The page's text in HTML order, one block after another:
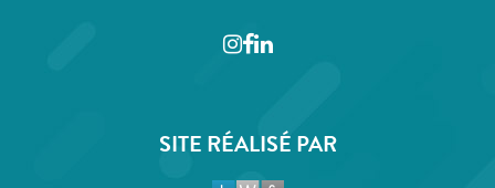
Instagram
Facebook
LinkedIn
SITE RÉALISÉ PAR